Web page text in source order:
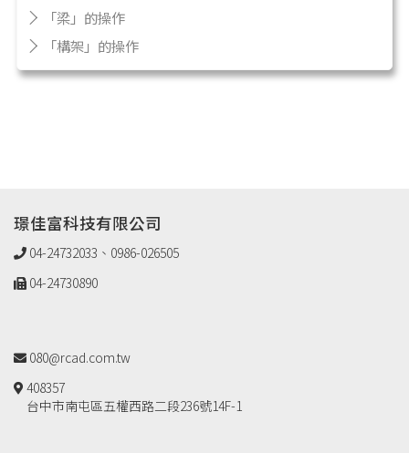
「梁」的操作
「構架」的操作
璟佳富科技有限公司
04-24732033、0986-026505
04-24730890
080@rcad.com.tw
408357
台中市南屯區五權西路二段236號14F-1